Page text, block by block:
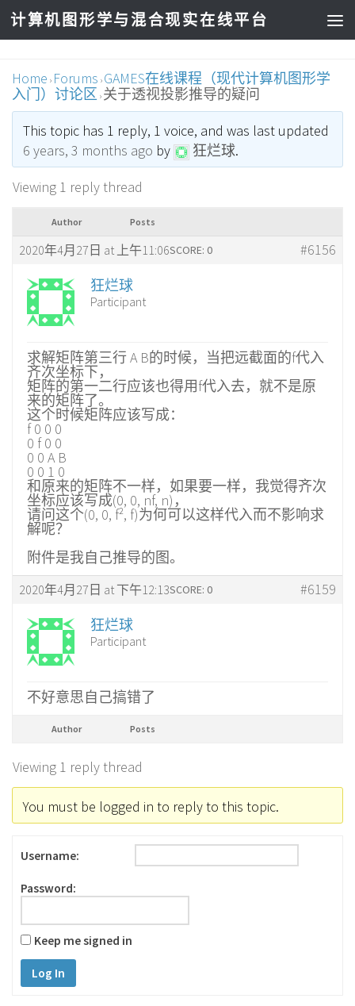
计算机图形学与混合现实在线平台
Home › Forums › GAMES在线课程（现代计算机图形学
入门）讨论区 › 关于透视投影推导的疑问
This topic has 1 reply, 1 voice, and was last updated
6 years, 3 months ago by 狂烂球.
Viewing 1 reply thread
Author Posts
2020年4月27日 at 上午11:06 #6156
SCORE: 0
狂烂球
Participant
求解矩阵第三行 A B的时候，当把远截面的f代入
齐次坐标下，
矩阵的第一二行应该也得用f代入去，就不是原
来的矩阵了。
这个时候矩阵应该写成：
f 0 0 0
0 f 0 0
0 0 A B
0 0 1 0
和原来的矩阵不一样，如果要一样，我觉得齐次
坐标应该写成(0, 0, nf, n)，
请问这个(0, 0, f², f)为何可以这样代入而不影响求
解呢？
附件是我自己推导的图。
2020年4月27日 at 下午12:13 #6159
SCORE: 0
狂烂球
Participant
不好意思自己搞错了
Author Posts
Viewing 1 reply thread
You must be logged in to reply to this topic.
Username:
Password:
Keep me signed in
Log In